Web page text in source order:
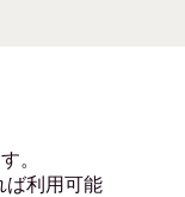
。
ば利用可能